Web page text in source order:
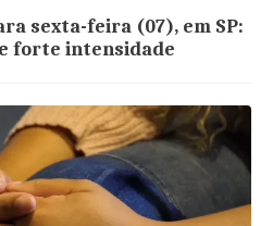
sexta-feira (07), em SP:
forte intensidade